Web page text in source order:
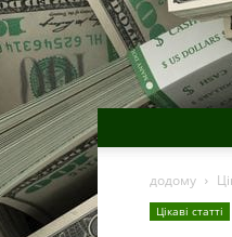
додому
Цікаві статті